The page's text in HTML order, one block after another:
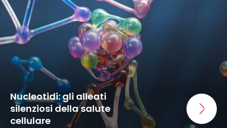
Nucleotidi: gli alleati
silenziosi della salute
cellulare